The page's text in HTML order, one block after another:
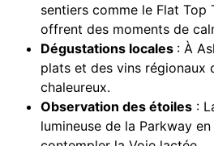
sentiers comme le Flat Top
offrent des moments de
Dégustations locales : À
plats et des vins régionaux
chaleureux.
Observation des étoiles :
lumineuse de la Parkway